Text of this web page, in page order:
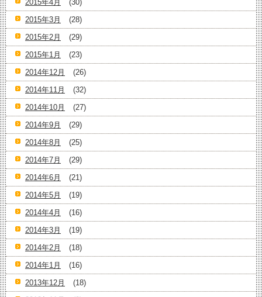
2015年4月
(30)
2015年3月
(28)
2015年2月
(29)
2015年1月
(23)
2014年12月
(26)
2014年11月
(32)
2014年10月
(27)
2014年9月
(29)
2014年8月
(25)
2014年7月
(29)
2014年6月
(21)
2014年5月
(19)
2014年4月
(16)
2014年3月
(19)
2014年2月
(18)
2014年1月
(16)
2013年12月
(18)